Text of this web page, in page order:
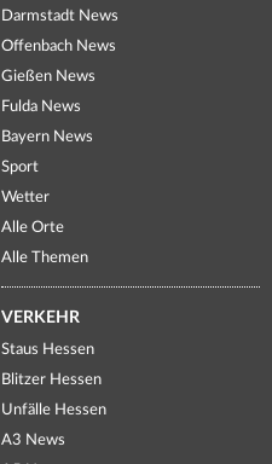
Darmstadt News
Offenbach News
Gießen News
Fulda News
Bayern News
Sport
Wetter
Alle Orte
Alle Themen
VERKEHR
Staus Hessen
Blitzer Hessen
Unfälle Hessen
A3 News